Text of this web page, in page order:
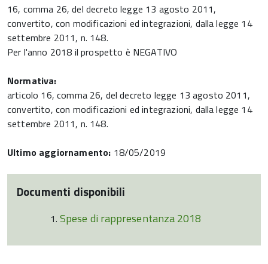
16, comma 26, del decreto legge 13 agosto 2011,
convertito, con modificazioni ed integrazioni, dalla legge 14
settembre 2011, n. 148.
Per l'anno 2018 il prospetto è NEGATIVO
Normativa:
articolo 16, comma 26, del decreto legge 13 agosto 2011,
convertito, con modificazioni ed integrazioni, dalla legge 14
settembre 2011, n. 148.
Ultimo aggiornamento: 18/05/2019
Documenti disponibili
Spese di rappresentanza 2018